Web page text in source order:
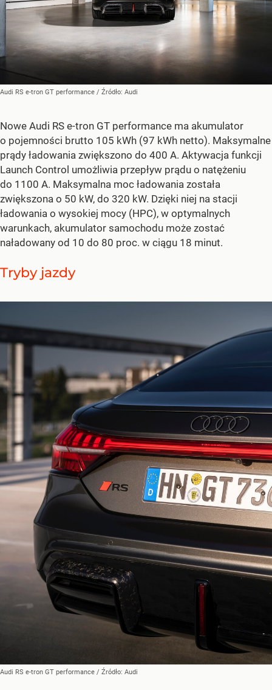
Audi RS e-tron GT performance / Źródło: Audi
Nowe Audi RS e-tron GT performance ma akumulator
o pojemności brutto 105 kWh (97 kWh netto). Maksymalne
prądy ładowania zwiększono do 400 A. Aktywacja funkcji
Launch Control umożliwia przepływ prądu o natężeniu
do 1100 A. Maksymalna moc ładowania została
zwiększona o 50 kW, do 320 kW. Dzięki niej na stacji
ładowania o wysokiej mocy (HPC), w optymalnych
warunkach, akumulator samochodu może zostać
naładowany od 10 do 80 proc. w ciągu 18 minut.
Tryby jazdy
Audi RS e-tron GT performance / Źródło: Audi